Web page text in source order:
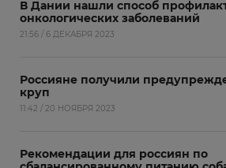
В Дании нашли способ
онкологических заболеваний
21:56 / 6 ДЕКАБРЯ 2023
Россияне получили
круп
11:42 / 20 НОЯБРЯ 2023
Рекомендации для россиян по